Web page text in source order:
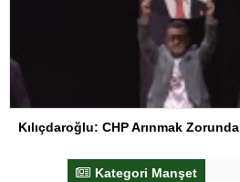
Kılıçdaroğlu: CHP Arınmak Zorunda
Kategori Manşet